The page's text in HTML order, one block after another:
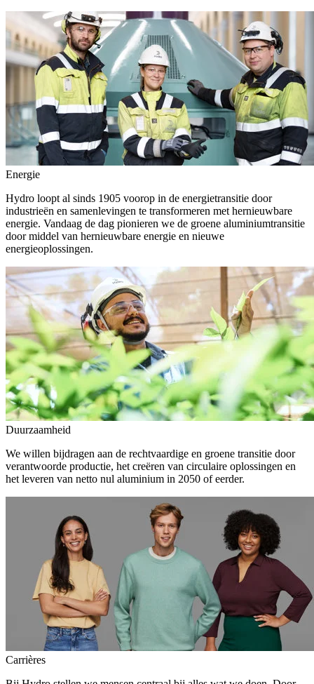
Energie
Hydro loopt al sinds 1905 voorop in de energietransitie door
industrieën en samenlevingen te transformeren met hernieuwbare
energie. Vandaag de dag pionieren we de groene aluminiumtransitie
door middel van hernieuwbare energie en nieuwe
energieoplossingen.
Duurzaamheid
We willen bijdragen aan de rechtvaardige en groene transitie door
verantwoorde productie, het creëren van circulaire oplossingen en
het leveren van netto nul aluminium in 2050 of eerder.
Carrières